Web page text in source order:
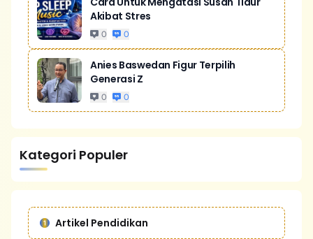
Akibat Stres
0 0
Anies Baswedan Figur Terpilih
Generasi Z
0 0
Kategori Populer
Artikel Pendidikan